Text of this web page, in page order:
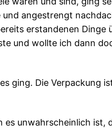
angestrengt
erstandenen Dinge
und wollte ich dann
ging. Die Verpackung
unwahrscheinlich